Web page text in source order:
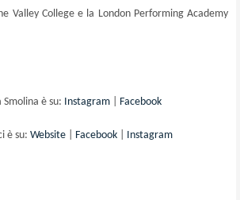
Valley College e la London Performing Academy
Smolina è su: Instagram Facebook
è su: Website Facebook Instagram